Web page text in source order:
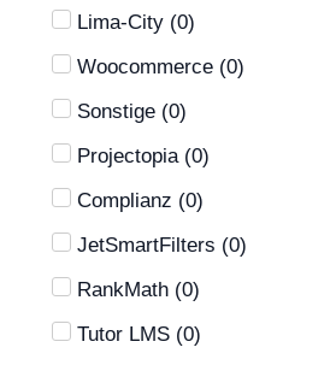
Lima-City (0)
Woocommerce (0)
Sonstige (0)
Projectopia (0)
Complianz (0)
JetSmartFilters (0)
RankMath (0)
Tutor LMS (0)